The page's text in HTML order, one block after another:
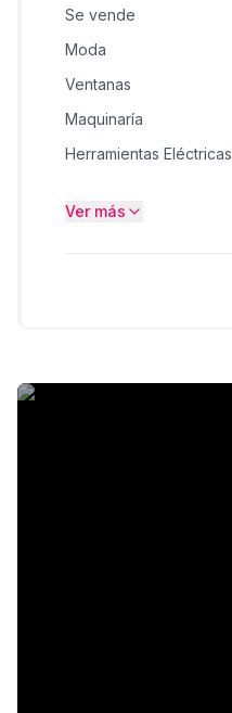
Se vende
Moda
Ventanas
Maquinaría
Herramientas Eléctricas
Ropa
Ver más